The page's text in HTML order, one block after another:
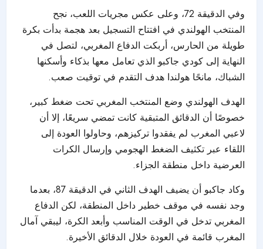
وفي الدقيقة 72، وعلى عكس مجريات اللعب، نجح
المنتخب الهولندي في افتتاح التسجيل بعد هجمة بدأت بكرة
طويلة من الحارس، أربكت الدفاع المغربي، لتصل في
النهاية إلى كودي جاكبو الذي تعامل معها بذكاء وأسكنها
الشباك، مانحًا هولندا هدف التقدم في توقيت صعب.
الهدف الهولندي وضع المنتخب المغربي تحت ضغط كبير،
خصوصًا أن الدقائق المتبقية كانت تمضي سريعًا، إلا أن
لاعبي المغرب لم يفقدوا تركيزهم، وحاولوا العودة إلى
اللقاء عبر تكثيف الضغط الهجومي وإرسال الكرات
العرضية داخل منطقة الجزاء.
وكاد جاكبو أن يضيف الهدف الثاني في الدقيقة 87، بعدما
وجد نفسه في موقف خطير داخل المنطقة، لكن الدفاع
المغربي تدخل في الوقت المناسب وأبعد الكرة، ليبقي آمال
المغرب قائمة في العودة خلال الدقائق الأخيرة.